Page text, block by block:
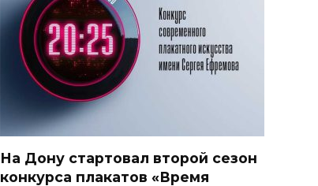
На Дону стартовал второй сезон
конкурса плакатов «Время